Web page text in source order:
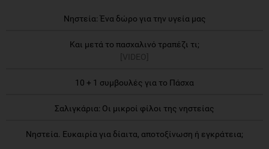
Νηστεία: Ένα δώρο για την υγεία μας
Και μετά το πασχαλινό τραπέζι τι;
[VIDEO]
10 + 1 συμβουλές για το Πάσχα
Σαλιγκάρια: Οι μικροί φίλοι της νηστείας
Νηστεία. Ευκαιρία για δίαιτα, αποτοξίνωση ή εγκράτεια;